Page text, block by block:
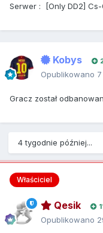
Serwer : [Only DD2] Cs-
Kobys
Opublikowano
Gracz został
4 tygodnie później...
Właściciel
Qesik
Opublikowano